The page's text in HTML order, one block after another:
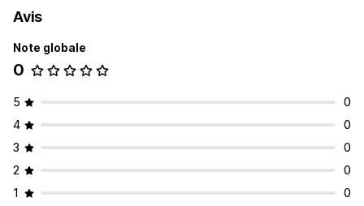
Avis
Note globale
0
5
0
4
0
3
0
2
0
1
0